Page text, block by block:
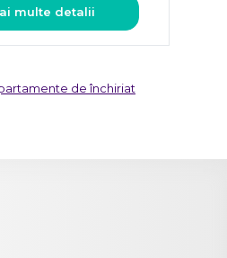
multe detalii
de închiriat